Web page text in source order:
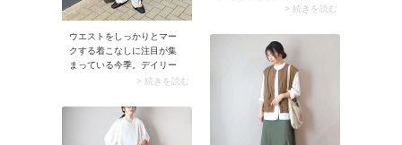
みましょう。メンズライク
ツ＆デニムパンツに、あえ
て甘めブラウスを合わせれ
ば洗練されたバランスに決
> 続きを読む
ウエストをしっかりとマー
クする着こなしに注目が集
まっている今季。デイリー
に取り入れるなら、ロング
ルに楽しむのがおすすめで
す。ベルトの余った部分は
あえて垂らし、こなれた雰
> 続きを読む